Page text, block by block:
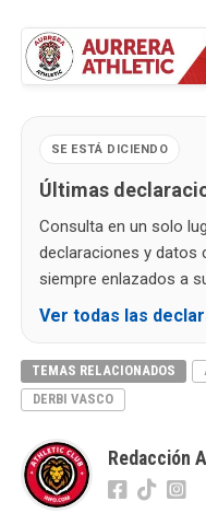
SE ESTÁ DICIENDO
Últimas
Consulta en un solo
declaraciones y datos
siempre enlazados a
Ver todas las
TEMAS RELACIONADOS
DERBI VASCO
Redacción